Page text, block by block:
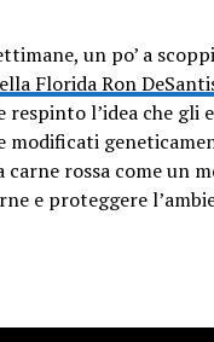
un po’ a
Florida Ron
respinto l’idea che gli
modificati
carne rossa come un
e proteggere